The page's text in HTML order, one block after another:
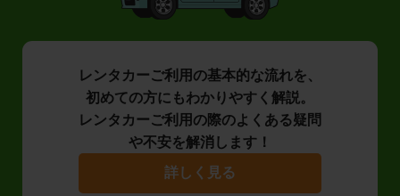
レンタカーご利用の基本的な流れを、
初めての方にもわかりやすく解説。
レンタカーご利用の際のよくある疑問
や不安を解消します！
詳しく見る